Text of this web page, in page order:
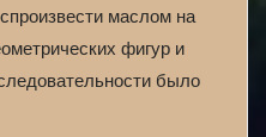
маслом на
фигур и
было